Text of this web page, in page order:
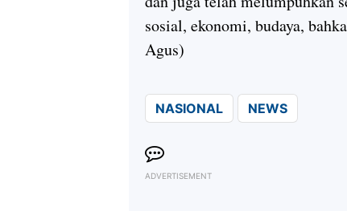
sosial, ekonomi, budaya,
Agus)
NASIONAL NEWS
ADVERTISEMENT